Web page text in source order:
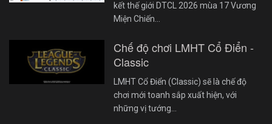
kết thế giới DTCL 2026 mùa 17 Vương
Miện Chiến…
Chế độ chơi LMHT Cổ Điển -
Classic
LMHT Cổ Điển (Classic) sẽ là chế độ
chơi mới toanh sắp xuất hiện, với
những vị tướng…